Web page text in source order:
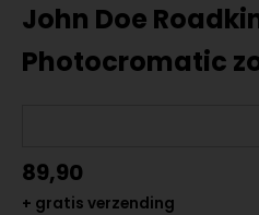
John Doe
Photocromatic
89,90
+ gratis verzending